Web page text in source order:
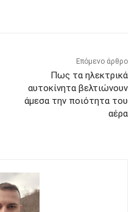
Επόμενο άρθρο
Πως τα ηλεκτρικά
αυτοκίνητα βελτιώνουν
άμεσα την ποιότητα του
αέρα